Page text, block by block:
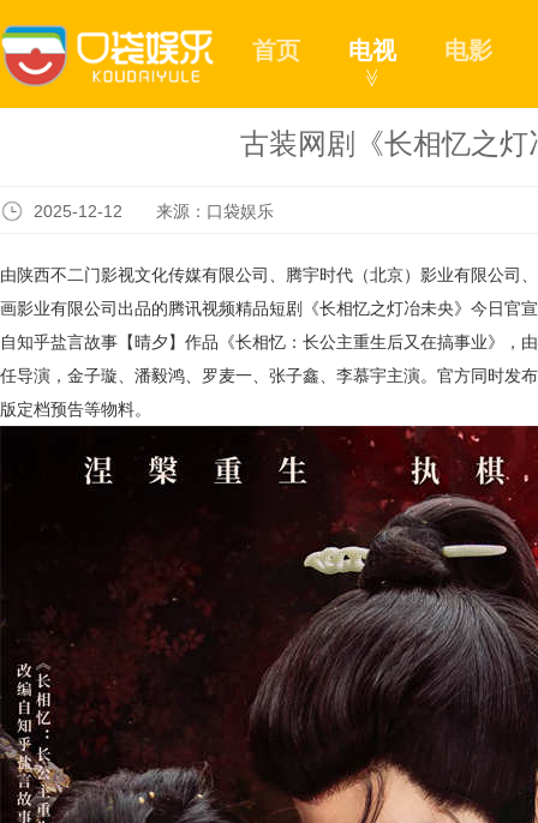
首页 电视
≫
电影
古装网剧《长相忆之
2025-12-12 来源：口袋娱乐
由陕西不二门影视文化传媒有限公司、腾宇时代（北京）影业有限公司
画影业有限公司出品的腾讯视频精品短剧《长相忆之灯冶未央》今日官
自知乎盐言故事【晴夕】作品《长相忆：长公主重生后又在搞事业》，
任导演，金子璇、潘毅鸿、罗麦一、张子鑫、李慕宇主演。官方同时发
版定档预告等物料。